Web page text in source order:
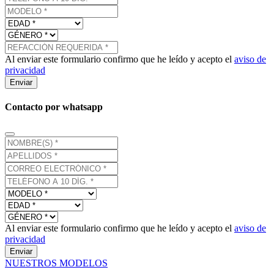
Al enviar este formulario confirmo que he leído y acepto el aviso de
privacidad
Enviar
Contacto por whatsapp
Al enviar este formulario confirmo que he leído y acepto el aviso de
privacidad
Enviar
NUESTROS MODELOS